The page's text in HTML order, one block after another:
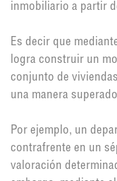
inmobiliario a partir
Es decir que
logra construir un
conjunto de
una manera
Por ejemplo, un
contrafrente en un
valoración